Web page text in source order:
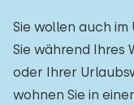
Sie wollen auch
Sie während Ihres
oder Ihrer
wohnen Sie in